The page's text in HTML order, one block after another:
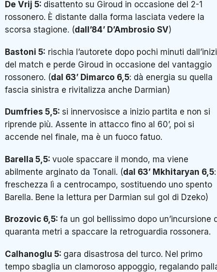
De Vrij 5: disattento su Giroud in occasione del 2-1
rossonero. È distante dalla forma lasciata vedere la
scorsa stagione. (dall’84’ D’Ambrosio SV)
Bastoni 5: rischia l’autorete dopo pochi minuti
del match e perde Giroud in occasione del vantaggio
rossonero. (dal 63’ Dimarco 6,5: dà energia su quella
fascia sinistra e rivitalizza anche Darmian)
Dumfries 5,5: si innervosisce a inizio partita e non si
riprende più. Assente in attacco fino al 60’, poi si
accende nel finale, ma è un fuoco fatuo.
Barella 5,5: vuole spaccare il mondo, ma viene
abilmente arginato da Tonali. (dal 63’ Mkhitaryan 6,5:
freschezza lì a centrocampo, sostituendo uno spento
Barella. Bene la lettura per Darmian sul gol di Dzeko)
Brozovic 6,5: fa un gol bellissimo dopo un’incursione
quaranta metri a spaccare la retroguardia rossonera.
Calhanoglu 5: gara disastrosa del turco. Nel primo
tempo sbaglia un clamoroso appoggio, regalando